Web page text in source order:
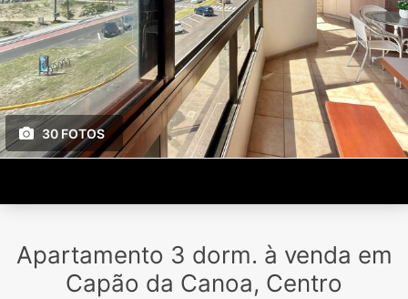
30 FOTOS
Apartamento 3 dorm. à venda em
Capão da Canoa, Centro